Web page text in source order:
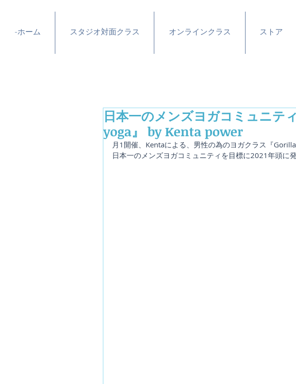
-ホーム スタジオ対面クラス オンラインクラス ストア
日本一のメンズヨガコミュニテ
yoga』 by Kenta power
月1開催、Kentaによる、男性の為のヨガクラス『Gorilla
日本一のメンズヨガコミュニティを目標に2021年頭に